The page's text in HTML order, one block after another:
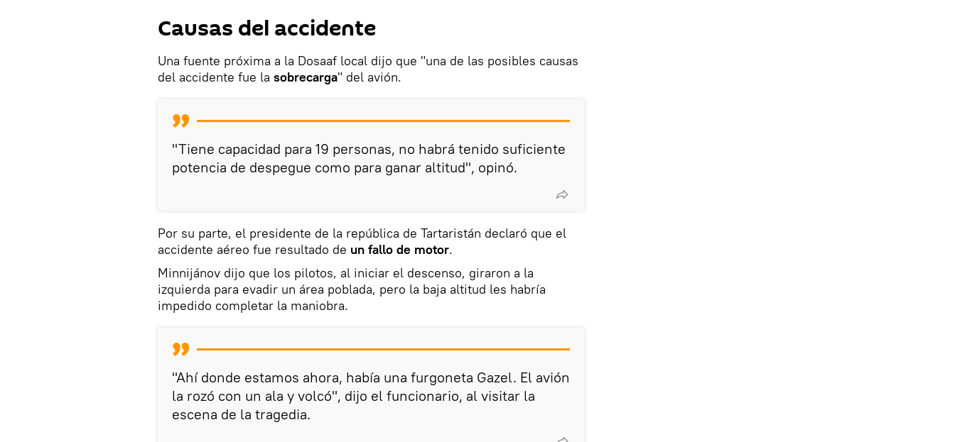
Causas del accidente
Una fuente próxima a la Dosaaf local dijo que "una de las posibles causas
del accidente fue la sobrecarga" del avión.
"Tiene capacidad para 19 personas, no habrá tenido suficiente
potencia de despegue como para ganar altitud", opinó.
Por su parte, el presidente de la república de Tartaristán declaró que el
accidente aéreo fue resultado de un fallo de motor.
Minnijánov dijo que los pilotos, al iniciar el descenso, giraron a la
izquierda para evadir un área poblada, pero la baja altitud les habría
impedido completar la maniobra.
"Ahí donde estamos ahora, había una furgoneta Gazel. El avión
la rozó con un ala y volcó", dijo el funcionario, al visitar la
escena de la tragedia.